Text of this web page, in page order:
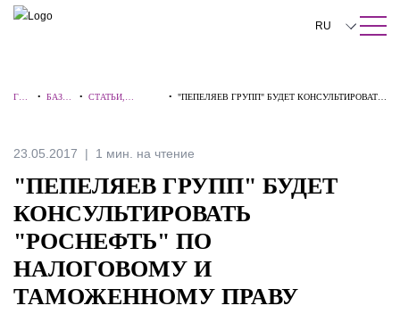
ПОИСК ПО САЙТУ Закрыть
RU
中文
ГЛА
•БАЗА
•СТАТЬИ,
• "ПЕПЕЛЯЕВ ГРУПП" БУДЕТ КОНСУЛЬТИРОВАТЬ
23.05.2017 1 мин. на чтение
"ПЕПЕЛЯЕВ ГРУПП" БУДЕТ
КОНСУЛЬТИРОВАТЬ
"РОСНЕФТЬ" ПО
НАЛОГОВОМУ И
ТАМОЖЕННОМУ ПРАВУ